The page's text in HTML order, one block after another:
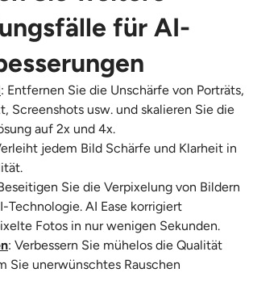
für AI-
: Entfernen Sie die Unschärfe von Porträts,
Screenshots usw. und skalieren Sie die
auf 2x und 4x.
jedem Bild Schärfe und Klarheit in
Sie die Verpixelung von Bildern
Technologie. AI Ease korrigiert
Fotos in nur wenigen Sekunden.
: Verbessern Sie mühelos die Qualität
Sie unerwünschtes Rauschen